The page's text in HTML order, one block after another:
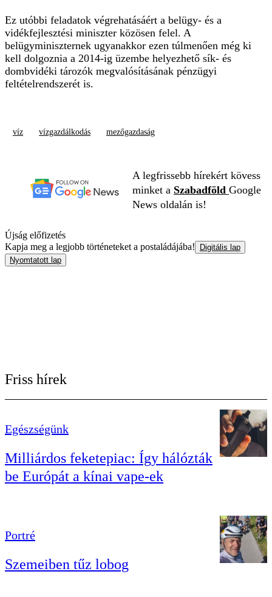
Ez utóbbi feladatok végrehatásáért a belügy- és a
vidékfejlesztési miniszter közösen felel. A
belügyminiszternek ugyanakkor ezen túlmenően még ki
kell dolgoznia a 2014-ig üzembe helyezhető sík- és
dombvidéki tározók megvalósításának pénzügyi
feltételrendszerét is.
víz vízgazdálkodás mezőgazdaság
A legfrissebb hírekért kövess
minket a Szabadföld Google
News oldalán is!
Újság előfizetés
Kapja meg a legjobb történeteket a postaládájába!
Digitális lap
Nyomtatott lap
Friss hírek
Egészségünk
Milliárdos feketepiac: Így hálózták
be Európát a kínai vape-ek
Portré
Szemeiben tűz lobog